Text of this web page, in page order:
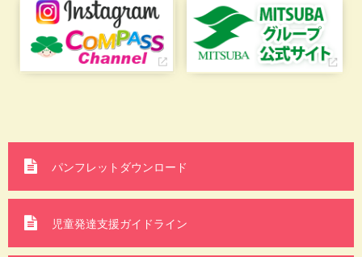
パンフレットダウンロード
児童発達支援ガイドライン